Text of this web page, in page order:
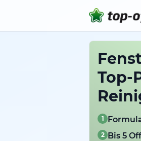
Top-
1
2 Bis 5